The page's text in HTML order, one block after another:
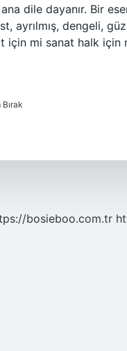
dile dayanır. Bir
ayrılmış, dengeli,
için mi sanat halk
bosieboo.com.tr